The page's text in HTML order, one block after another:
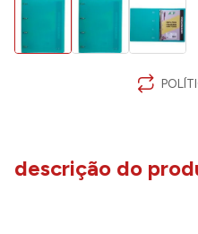
descrição do